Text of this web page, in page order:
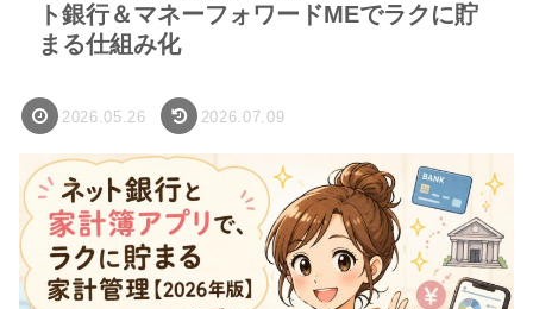
ト銀行＆マネーフォワードMEでラクに貯
まる仕組み化
2026.05.26 2026.07.09